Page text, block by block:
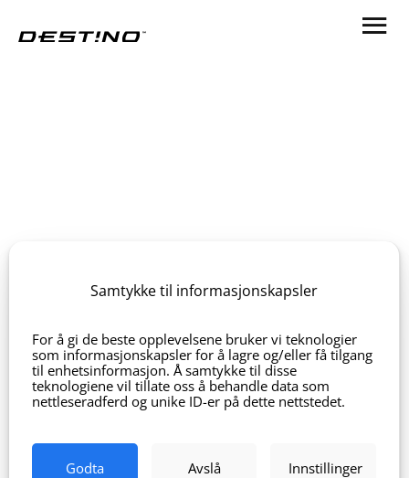
Zip 4020
Samtykke til informasjonskapsler
For å gi de beste opplevelsene bruker vi teknologier
som informasjonskapsler for å lagre og/eller få tilgang
til enhetsinformasjon. Å samtykke til disse
teknologiene vil tillate oss å behandle data som
nettleseradferd og unike ID-er på dette nettstedet.
Godta Avslå Innstillinger